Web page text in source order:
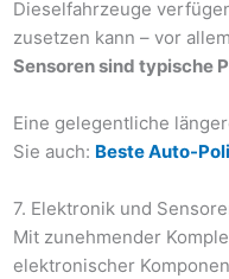
Dieselfahrzeuge
zusetzen kann – vor
Sensoren sind typische
Eine gelegentliche
Sie auch: Beste Auto-
7. Elektronik und
Mit zunehmender
elektronischer